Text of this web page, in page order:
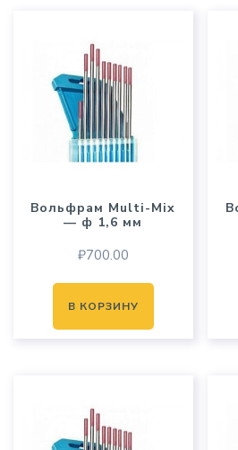
Вольфрам Multi-Mix
— ф 1,6 мм
₽700.00
В КОРЗИНУ